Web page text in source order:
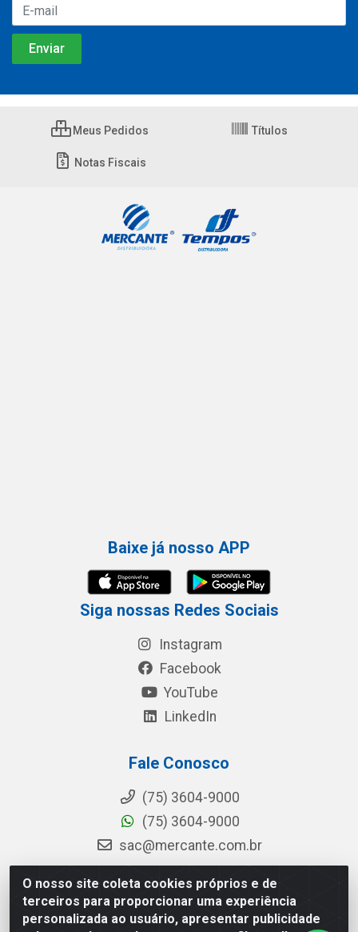
O nosso site coleta cookies próprios e de
terceiros para proporcionar uma experiência
personalizada ao usuário, apresentar publicidade
Meus Pedidos Títulos
Notas Fiscais
Baixe já nosso APP
Siga nossas Redes Sociais
Instagram
Facebook
YouTube
LinkedIn
Fale Conosco
(75) 3604-9000
(75) 3604-9000
sac@mercante.com.br
Mercante Distribuidora - Rua Mercante, 699 - Aviário, Feira de
Santana/BA - CEP 44.096-218 - CNPJ 96.755.848/0001-08